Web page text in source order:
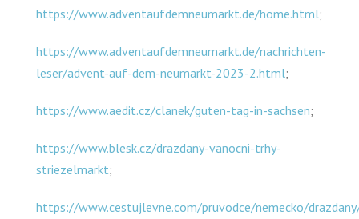
https://www.adventaufdemneumarkt.de/home.html;
https://www.adventaufdemneumarkt.de/nachrichten-
leser/advent-auf-dem-neumarkt-2023-2.html;
https://www.aedit.cz/clanek/guten-tag-in-sachsen;
https://www.blesk.cz/drazdany-vanocni-trhy-
striezelmarkt;
https://www.cestujlevne.com/pruvodce/nemecko/